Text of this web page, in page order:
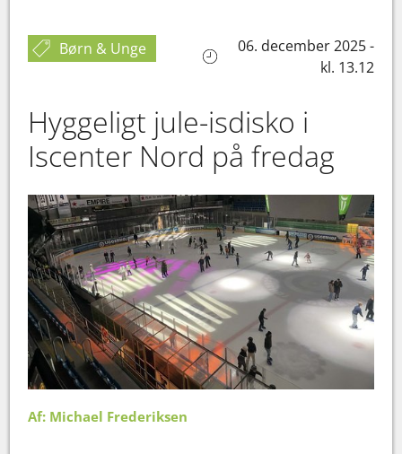
Børn & Unge
06. december 2025 -
kl. 13.12
Hyggeligt jule-isdisko i
Iscenter Nord på fredag
Af: Michael Frederiksen